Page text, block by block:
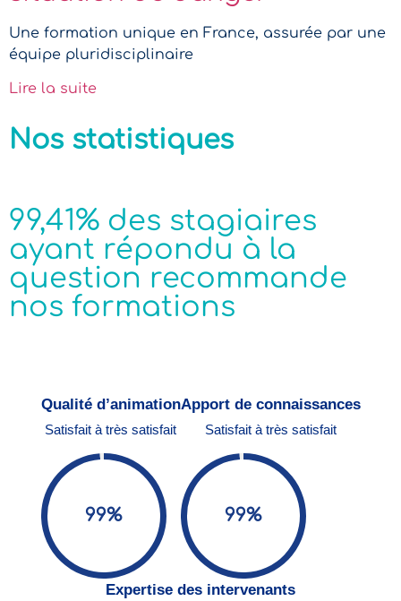
Une formation unique en France, assurée par une
équipe pluridisciplinaire
Lire la suite
Nos statistiques
99,41% des stagiaires
ayant répondu à la
question recommande
nos formations
Qualité d’animation
Satisfait à très satisfait
99%
Apport de connaissances
Satisfait à très satisfait
99%
Expertise des intervenants